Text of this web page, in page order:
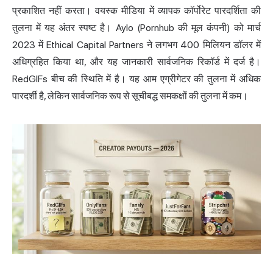
प्रकाशित नहीं करता। वयस्क मीडिया में व्यापक कॉर्पोरेट पारदर्शिता की
तुलना में यह अंतर स्पष्ट है। Aylo (Pornhub की मूल कंपनी) को मार्च
2023 में Ethical Capital Partners ने लगभग 400 मिलियन डॉलर में
अधिग्रहित किया था, और यह जानकारी सार्वजनिक रिकॉर्ड में दर्ज है।
RedGIFs बीच की स्थिति में है। यह आम एग्रीगेटर की तुलना में अधिक
पारदर्शी है, लेकिन सार्वजनिक रूप से सूचीबद्ध समकक्षों की तुलना में कम।